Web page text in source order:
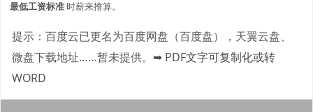
最低工资标准时薪来推算。
提示：百度云已更名为百度网盘（百度盘），天翼云盘、
微盘下载地址……暂未提供。 ➥ PDF文字可复制化或转
WORD